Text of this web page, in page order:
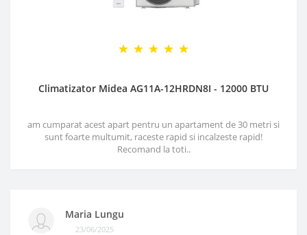
Climatizator Midea AG11A-12HRDN8I - 12000 BTU
am cumparat acest apart pentru un apartament de 30 metri si
sunt foarte multumit, raceste rapid si incalzeste rapid!
Recomand la toti..
Maria Lungu
23/06/2025